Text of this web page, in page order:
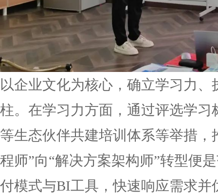
以企业文化为核心，确立学习力
柱。在学习力方面，通过评选学
等生态伙伴共建培训体系等举措
程师”向“解决方案架构师”转型便
付模式与BI工具，快速响应需求